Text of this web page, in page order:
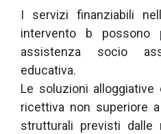
I servizi finanziabili
intervento b possono
assistenza socio
educativa.
Le soluzioni alloggiative
ricettiva non superiore
strutturali previsti